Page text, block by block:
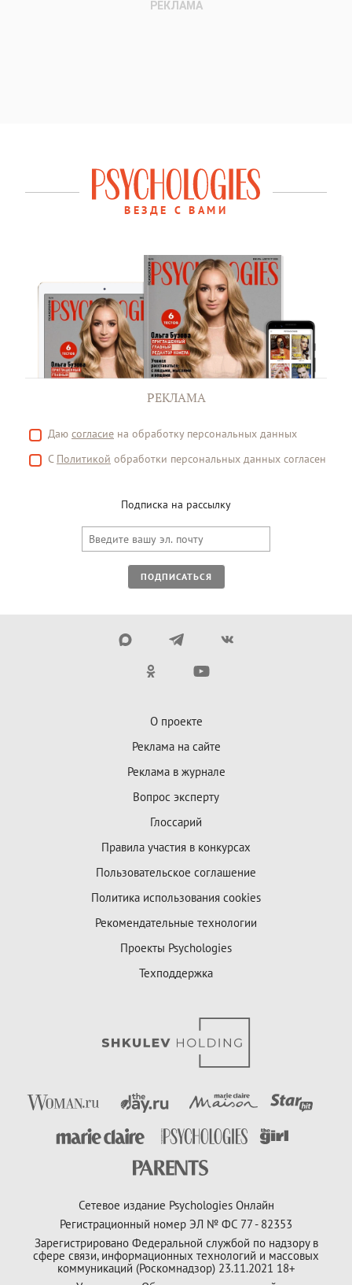
ВЕЗДЕ С ВАМИ
РЕКЛАМА
Даю согласие на обработку персональных данных
С Политикой обработки персональных данных согласен
Подписка на рассылку
ПОДПИСАТЬСЯ
О проекте
Реклама на сайте
Реклама в журнале
Вопрос эксперту
Глоссарий
Правила участия в конкурсах
Пользовательское соглашение
Политика использования cookies
Рекомендательные технологии
Проекты Psychologies
Техподдержка
Сетевое издание Psychologies Онлайн
Регистрационный номер ЭЛ № ФС 77 - 82353
Зарегистрировано Федеральной службой по надзору в
сфере связи, информационных технологий и массовых
коммуникаций (Роскомнадзор) 23.11.2021 18+